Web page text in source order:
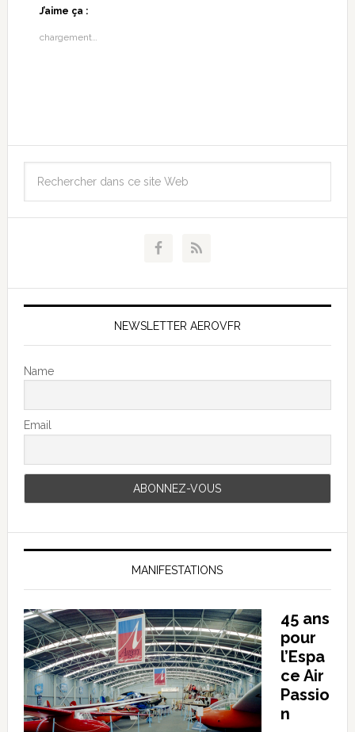
J’aime ça :
chargement…
NEWSLETTER AEROVFR
Name
Email
MANIFESTATIONS
45 ans
pour
l’Espa
ce Air
Passio
n